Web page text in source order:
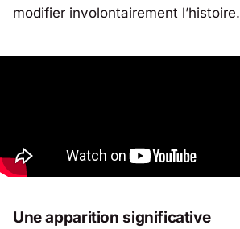
modifier involontairement l’histoire.
Une apparition significative